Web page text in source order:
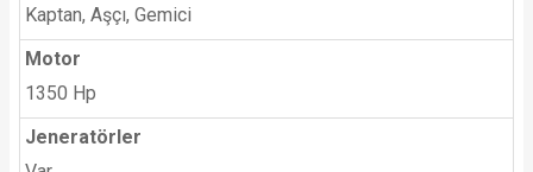
Kaptan, Aşçı, Gemici
Motor
1350 Hp
Jeneratörler